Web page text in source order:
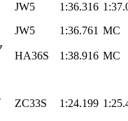
JW5 1:36.316
JW5 1:36.761 MC
HA36S 1:38.916 MC
ZC33S 1:24.199